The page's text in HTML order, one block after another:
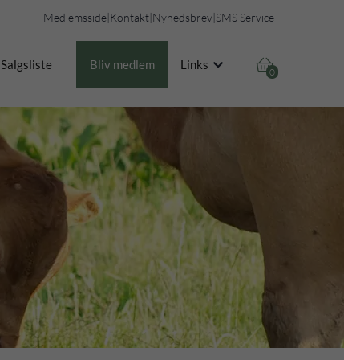
Medlemsside|Kontakt|Nyhedsbrev|SMS Service

0
Salgsliste Bliv medlem Links